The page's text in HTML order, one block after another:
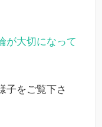
が大切になって
子をご覧下さ